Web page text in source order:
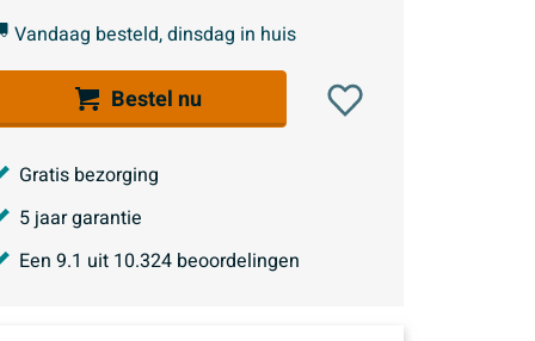
Vandaag besteld, dinsdag in huis
Bestel nu
Gratis bezorging
5 jaar garantie
Een 9.1 uit 10.324 beoordelingen